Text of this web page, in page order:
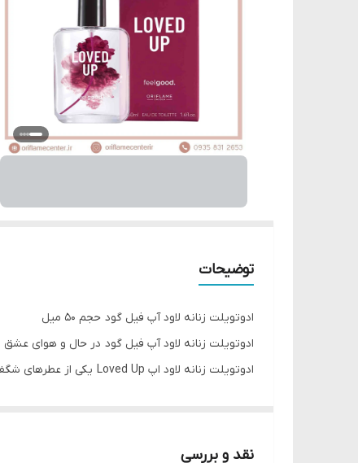
توضیحات
ادوتویلت زنانه لاود آپ فیل گود حجم 50 میل
ادوتویلت زنانه لاود آپ فیل گود در حال و هوای عشق
ادوتویلت زنانه لاود اپ Loved Up یکی از عطرهای شگفت انگیز با رایحه ای عاشقانه است با رایحه خوشی که دارد میتواند سخت ترین سلیقه ها را از خود راضی نگه دارد.
در نهایت و به عنوان نت پایانی بوی خوش سدر،
نقد و بررسی